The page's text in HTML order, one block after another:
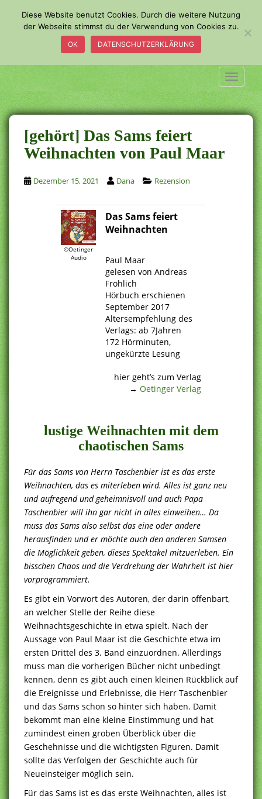
a
i
n
c
o
n
t
e
n
t
[gehört] Das Sams feiert
Weihnachten von Paul Maar
Dezember 15, 2021 Dana Rezension
©Oetinger
Audio
Das Sams feiert
Weihnachten
Paul Maar
gelesen von Andreas
Fröhlich
Hörbuch erschienen
September 2017
Altersempfehlung des
Verlags: ab 7Jahren
172 Hörminuten,
ungekürzte Lesung
hier geht’s zum Verlag
→ Oetinger Verlag
lustige Weihnachten mit dem
chaotischen Sams
Für das Sams von Herrn Taschenbier ist es das erste
Weihnachten, das es miterleben wird. Alles ist ganz neu
und aufregend und geheimnisvoll und auch Papa
Taschenbier will ihn gar nicht in alles einweihen… Da
muss das Sams also selbst das eine oder andere
herausfinden und er möchte auch den anderen Samsen
die Möglichkeit geben, dieses Spektakel mitzuerleben. Ein
bisschen Chaos und die Verdrehung der Wahrheit ist hier
vorprogrammiert.
Es gibt ein Vorwort des Autoren, der darin offenbart,
an welcher Stelle der Reihe diese
Weihnachtsgeschichte in etwa spielt. Nach der
Aussage von Paul Maar ist die Geschichte etwa im
ersten Drittel des 3. Band einzuordnen. Allerdings
muss man die vorherigen Bücher nicht unbedingt
kennen, denn es gibt auch einen kleinen Rückblick auf
die Ereignisse und Erlebnisse, die Herr Taschenbier
und das Sams schon so hinter sich haben. Damit
bekommt man eine kleine Einstimmung und hat
zumindest einen groben Überblick über die
Geschehnisse und die wichtigsten Figuren. Damit
sollte das Verfolgen der Geschichte auch für
Neueinsteiger möglich sein.
Für das Sams ist es das erste Weihnachten, alles ist
Diese Website benutzt Cookies. Durch die weitere Nutzung
der Webseite stimmst du der Verwendung von Cookies zu.
OK DATENSCHUTZERKLÄRUNG